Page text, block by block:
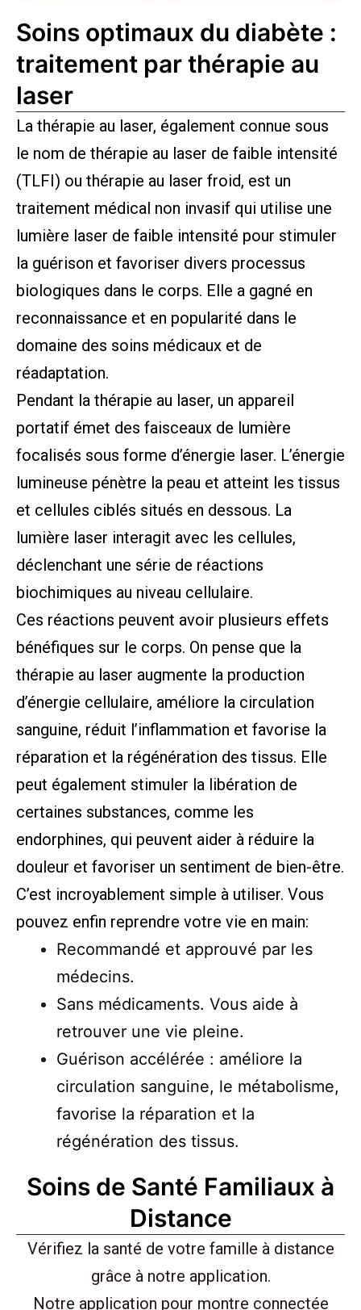
Soins optimaux du diabète :
traitement par thérapie au
laser
La thérapie au laser, également connue sous
le nom de thérapie au laser de faible intensité
(TLFI) ou thérapie au laser froid, est un
traitement médical non invasif qui utilise une
lumière laser de faible intensité pour stimuler
la guérison et favoriser divers processus
biologiques dans le corps. Elle a gagné en
reconnaissance et en popularité dans le
domaine des soins médicaux et de
réadaptation.
Pendant la thérapie au laser, un appareil
portatif émet des faisceaux de lumière
focalisés sous forme d’énergie laser. L’énergie
lumineuse pénètre la peau et atteint les tissus
et cellules ciblés situés en dessous. La
lumière laser interagit avec les cellules,
déclenchant une série de réactions
biochimiques au niveau cellulaire.
Ces réactions peuvent avoir plusieurs effets
bénéfiques sur le corps. On pense que la
thérapie au laser augmente la production
d’énergie cellulaire, améliore la circulation
sanguine, réduit l’inflammation et favorise la
réparation et la régénération des tissus. Elle
peut également stimuler la libération de
certaines substances, comme les
endorphines, qui peuvent aider à réduire la
douleur et favoriser un sentiment de bien-être.
C’est incroyablement simple à utiliser. Vous
pouvez enfin reprendre votre vie en main:
Recommandé et approuvé par les
médecins.
Sans médicaments. Vous aide à
retrouver une vie pleine.
Guérison accélérée : améliore la
circulation sanguine, le métabolisme,
favorise la réparation et la
régénération des tissus.
Soins de Santé Familiaux à
Distance
Vérifiez la santé de votre famille à distance
grâce à notre application.
Notre application pour montre connectée